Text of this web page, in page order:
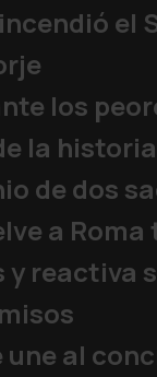
el
los
la
de dos
a
y reactiva
une al